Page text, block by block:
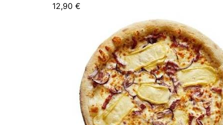
12,90 €